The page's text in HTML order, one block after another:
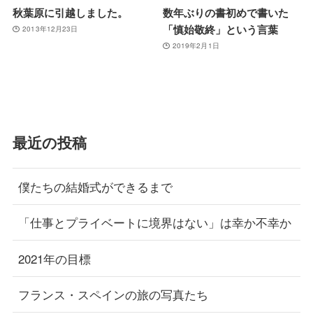
秋葉原に引越しました。
2013年12月23日
数年ぶりの書初めで書いた
「慎始敬終」という言葉
2019年2月1日
最近の投稿
僕たちの結婚式ができるまで
「仕事とプライベートに境界はない」は幸か不幸か
2021年の目標
フランス・スペインの旅の写真たち